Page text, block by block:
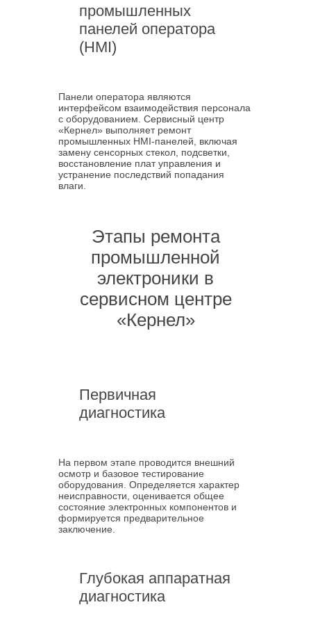
промышленных
панелей оператора
(HMI)
Панели оператора являются
интерфейсом взаимодействия персонала
с оборудованием. Сервисный центр
«Кернел» выполняет ремонт
промышленных HMI-панелей, включая
замену сенсорных стекол, подсветки,
восстановление плат управления и
устранение последствий попадания
влаги.
Этапы ремонта
промышленной
электроники в
сервисном центре
«Кернел»
Первичная
диагностика
На первом этапе проводится внешний
осмотр и базовое тестирование
оборудования. Определяется характер
неисправности, оценивается общее
состояние электронных компонентов и
формируется предварительное
заключение.
Глубокая аппаратная
диагностика